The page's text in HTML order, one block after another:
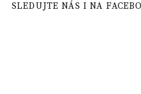
SLEDUJTE NÁS I NA